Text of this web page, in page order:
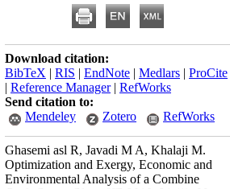
Download citation:
BibTeX | RIS | EndNote | Medlars | ProCite
| Reference Manager| RefWorks
Send citation to:
Mendeley
Zotero RefWorks
Ghasemi asl R, Javadi M A, Khalaji M.
Optimization and Exergy, Economic and
Environmental Analysis of a Combine